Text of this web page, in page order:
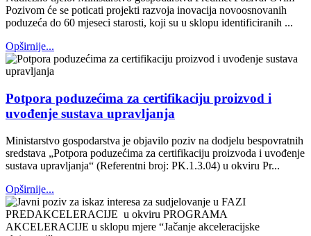
Pozivom će se poticati projekti razvoja inovacija novoosnovanih
poduzeća do 60 mjeseci starosti, koji su u sklopu identificiranih ...
Opširnije...
Potpora poduzećima za certifikaciju proizvod i
uvođenje sustava upravljanja
Ministarstvo gospodarstva je objavilo poziv na dodjelu bespovratnih
sredstava „Potpora poduzećima za certifikaciju proizvoda i uvođenje
sustava upravljanja“ (Referentni broj: PK.1.3.04) u okviru Pr...
Opširnije...